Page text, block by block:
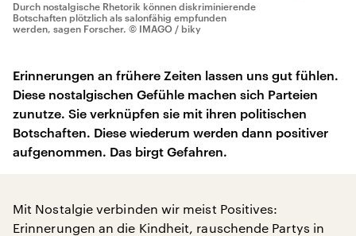
Durch nostalgische Rhetorik können diskriminierende
Botschaften plötzlich als salonfähig empfunden
werden, sagen Forscher. © IMAGO / biky
Erinnerungen an frühere Zeiten lassen uns gut fühlen.
Diese nostalgischen Gefühle machen sich Parteien
zunutze. Sie verknüpfen sie mit ihren politischen
Botschaften. Diese wiederum werden dann positiver
aufgenommen. Das birgt Gefahren.
Mit Nostalgie verbinden wir meist Positives:
Erinnerungen an die Kindheit, rauschende Partys in